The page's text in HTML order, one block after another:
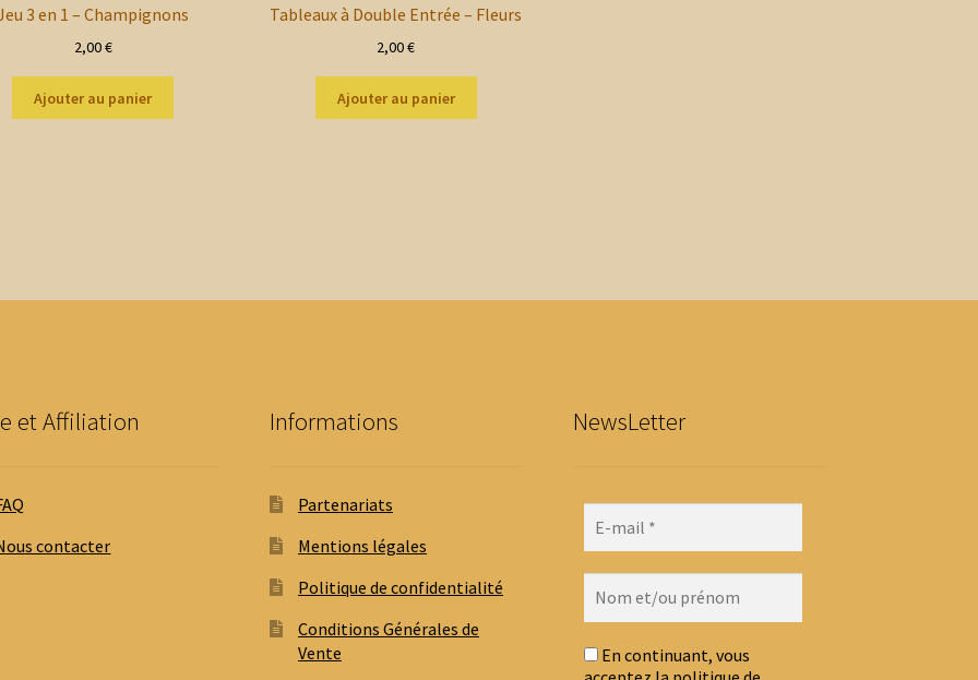
3 en 1 – Champignons
2,00€
Ajouter au panier
Tableaux à Double Entrée – Fleurs
2,00€
Ajouter au panier
et Affiliation
contacter
Informations
Partenariats
Mentions légales
Politique de confidentialité
Conditions Générales de
Vente
NewsLetter
En continuant, vous